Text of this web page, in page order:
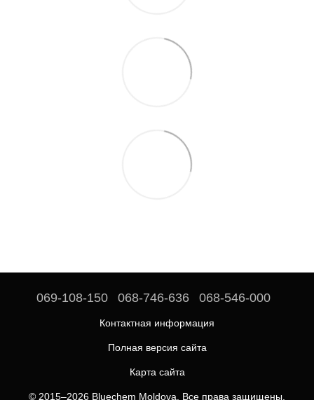
069-108-150 068-746-636 068-546-000
Контактная информация
Полная версия сайта
Карта сайта
© 2015–2026 Bluechem Moldova. Все права защищены.